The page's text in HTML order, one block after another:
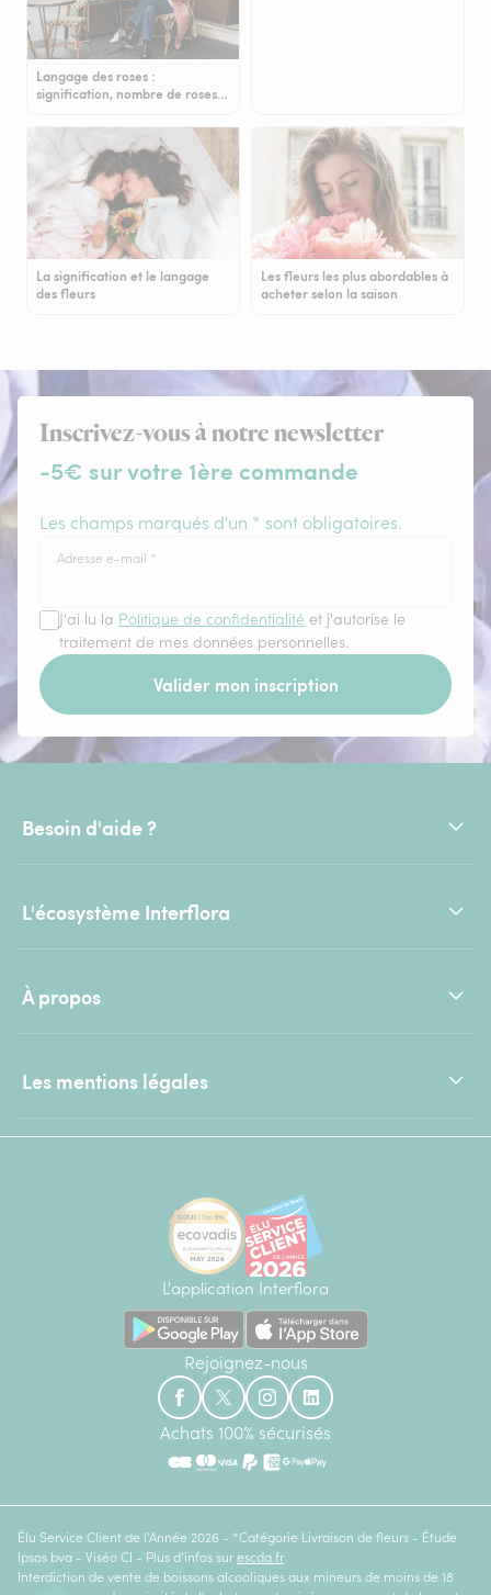
Langage des roses :
signification, nombre de roses…
La signification et le langage
des fleurs
Les fleurs les plus abordables à
acheter selon la saison
Inscrivez-vous à notre newsletter
-5€ sur votre 1ère commande
Les champs marqués d'un * sont obligatoires.
Adresse e-mail *
J'ai lu la Politique de confidentialité et j'autorise le
traitement de mes données personnelles.
Valider mon inscription
Besoin d'aide ?
L'écosystème Interflora
À propos
Les mentions légales
L'application Interflora
Rejoignez-nous
Achats 100% sécurisés
Élu Service Client de l'Année 2026 - *Catégorie Livraison de fleurs - Étude
Ipsos bva - Viséo CI - Plus d'infos sur escda.fr
Interdiction de vente de boissons alcooliques aux mineurs de moins de 18